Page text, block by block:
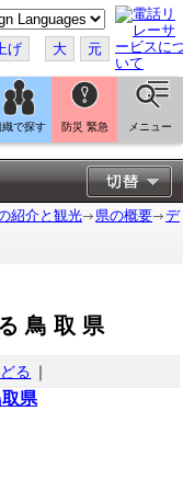
げ 大 元
織で探す 防災 緊急 メニュー
紹介と観光 県の概要
デ
鳥取県
る ｜
県